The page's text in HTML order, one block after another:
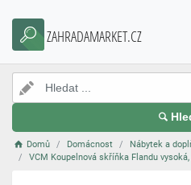
ZAHRADAMARKET.CZ
Domů Domácnost Nábytek a
VCM Koupelnová skříňka Flandu